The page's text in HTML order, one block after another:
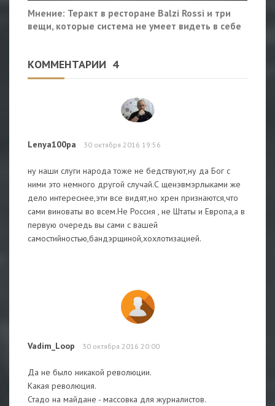
Мнение: Теракт в ресторане Balzi Rossi и три
вещи, которые система не умеет видеть в себе
КОММЕНТАРИИ 4
Lenya100pa 30 октября 2016 19:56
ну наши слуги народа тоже не бедствуют,ну да Бог с
ними это немного другой случай.С щенэвмэрлыками же
дело интереснее,эти все видят,но хрен признаются,что
сами виноваты во всем.Не Россия , не Штаты и Европа,а в
первую очередь вы сами с вашей
самостийностью,бандэрщиной,хохлотизацией.
Vadim_Loop 30 октября 2016 20:00
Да не было никакой революции.
Какая революция.
Стадо на майдане - массовка для журналистов.